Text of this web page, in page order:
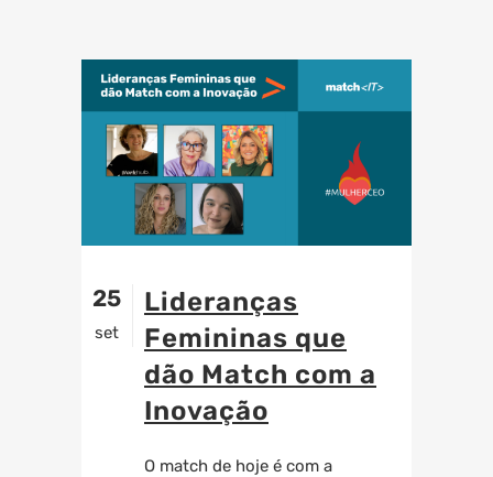
25
set
Lideranças
Femininas que
dão Match com a
Inovação
O match de hoje é com a